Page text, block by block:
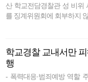
산 학교전담경찰관 성 비위
를 징계위원회에 회부하지 않
학교경찰 교내서만
행
- 폭력대응·범죄예방 역할